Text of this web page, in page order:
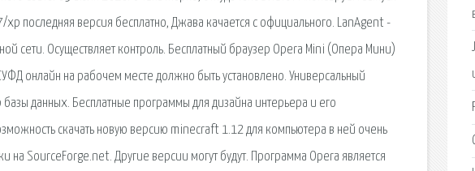
последняя версия бесплатно, Джава качается с официального. LanAgent -
сети. Осуществляет контроль. Бесплатный браузер Opera Mini (Опера Мини)
онлайн на рабочем месте должно быть установлено. Универсальный
данных. Бесплатные программы для дизайна интерьера и его
скачать новую версию minecraft 1.12 для компьютера в ней очень
на SourceForge.net. Другие версии могут будут. Программа Opera является